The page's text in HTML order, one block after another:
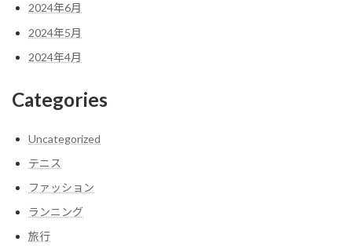
2024年6月
2024年5月
2024年4月
Categories
Uncategorized
テニス
ファッション
ランニング
旅行